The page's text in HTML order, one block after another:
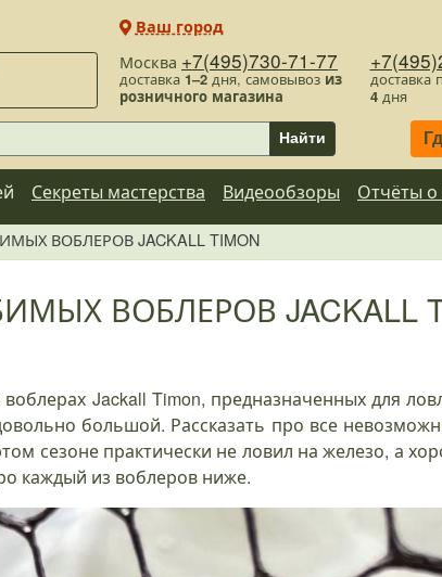
Москва +7(495)730-71-77
доставка 1–2дня, самовывоз из
розничного магазина
доставка
4дня
Ваш город
Найти
Секреты мастерства Видеообзоры Отчёты
ВОБЛЕРОВ JACKALL TIMON
ВОБЛЕРОВ JACKALL
Jackall Timon, предназначенных для
большой. Рассказать про все
сезоне практически не ловил на железо, а
каждый из воблеров ниже.